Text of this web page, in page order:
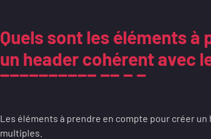
Quels sont les éléments
un header cohérent avec
Les éléments à prendre en compte pour créer
multiples.